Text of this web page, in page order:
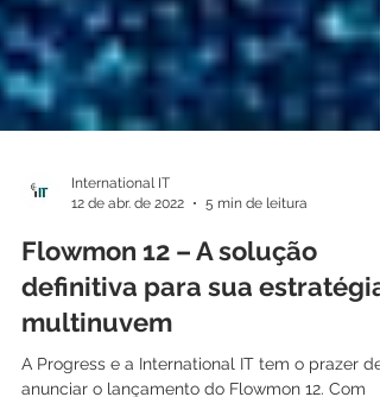
12 de abr. de 2022
5 min de leitura
Flowmon 12 – A solução
definitiva para sua estratégia
multinuvem